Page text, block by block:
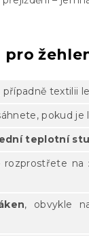
případně textilii
pokud je
teplotní
rozprostřete na
, obvykle